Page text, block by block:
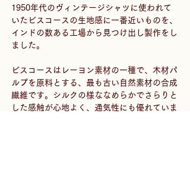
1950年代のヴィンテージシャツに使われて
いたビスコースの生地感に一番近いものを、
インドの数ある工場から見つけ出し製作をし
ました。
ビスコースはレーヨン素材の一種で、木材パ
ルプを原料とする、最も古い自然素材の合成
繊維です。シルクの様ななめらかでさらりと
した感触が心地よく、通気性にも優れていま